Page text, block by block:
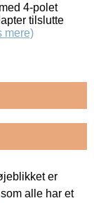
4-polet
tilslutte
mere)
er
som alle har et